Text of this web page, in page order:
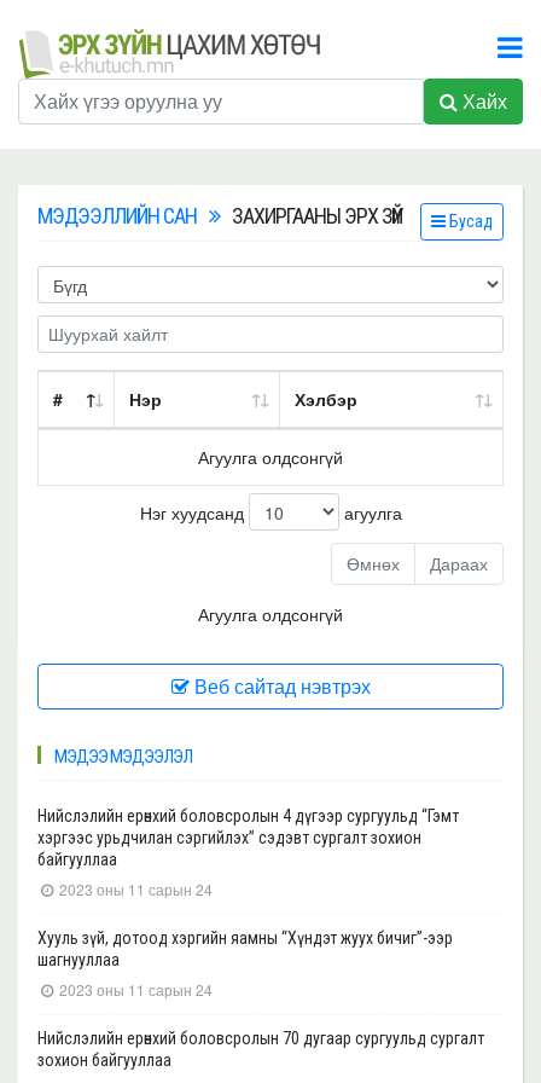
Хайх
МЭДЭЭЛЛИЙН САН ЗАХИРГААНЫ ЭРХ ЗҮЙ Бусад
# Нэр Хэлбэр
Агуулга олдсонгүй
Нэг хуудсанд агуулга
Өмнөх Дараах
Агуулга олдсонгүй
Веб сайтад нэвтрэх
МЭДЭЭ МЭДЭЭЛЭЛ
Нийслэлийн ерөнхий боловсролын 4 дүгээр сургуульд “Гэмт
хэргээс урьдчилан сэргийлэх” сэдэвт сургалт зохион
байгууллаа
2023 оны 11 сарын 24
Хууль зүй, дотоод хэргийн яамны “Хүндэт жуух бичиг”-ээр
шагнууллаа
2023 оны 11 сарын 24
Нийслэлийн ерөнхий боловсролын 70 дугаар сургуульд сургалт
зохион байгууллаа